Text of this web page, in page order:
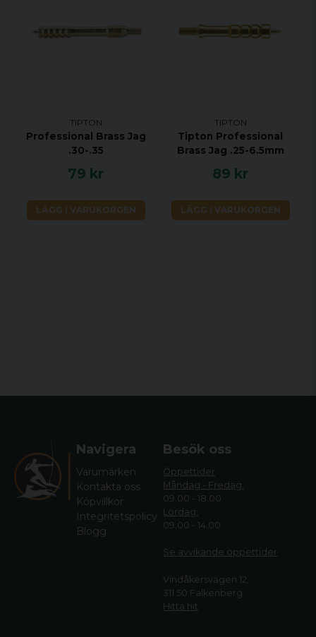
TIPTON
Professional Brass Jag
.30-.35
79 kr
LÄGG I VARUKORGEN
TIPTON
Tipton Professional
Brass Jag .25-6.5mm
89 kr
LÄGG I VARUKORGEN
Navigera
Varumärken
Kontakta oss
Köpvillkor
Integritetspolicy
Blogg
Besök oss
Öppettider
Måndag - Fredag:
09.00 - 18.00
Lördag:
09.00 - 14.00
Se avvikande öppettider
Vindåkersvägen 12,
311 50 Falkenberg
Hitta hit